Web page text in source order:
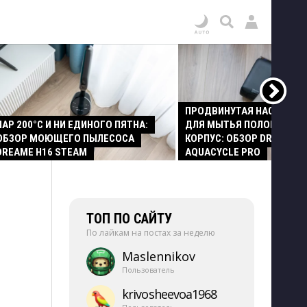
200°C И НИ ЕДИНОГО ПЯТНА:
МОЮЩЕГО ПЫЛЕСОСА
H16 STEAM
ПРОДВИНУТАЯ НАСАДКА
ДЛЯ МЫТЬЯ ПОЛОВ И
КОРПУС: ОБЗОР DREAME
AQUACYCLE PRO
ТОП ПО САЙТУ
По лайкам на постах за неделю
Maslennikov
Пользователь
krivosheevoa1968